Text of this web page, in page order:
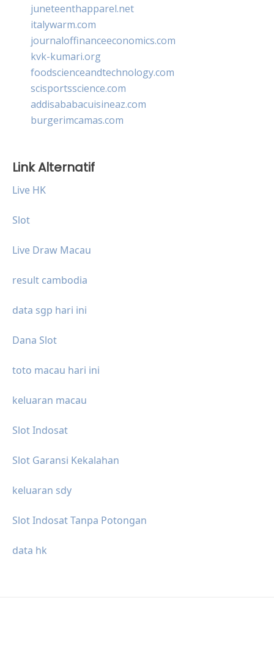
juneteenthapparel.net
italywarm.com
journaloffinanceeconomics.com
kvk-kumari.org
foodscienceandtechnology.com
scisportsscience.com
addisababacuisineaz.com
burgerimcamas.com
Link Alternatif
Live HK
Slot
Live Draw Macau
result cambodia
data sgp hari ini
Dana Slot
toto macau hari ini
keluaran macau
Slot Indosat
Slot Garansi Kekalahan
keluaran sdy
Slot Indosat Tanpa Potongan
data hk